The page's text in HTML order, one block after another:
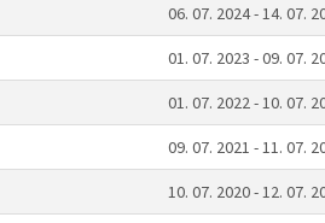
06. 07. 2024 - 14. 07.
01. 07. 2023 - 09. 07.
01. 07. 2022 - 10. 07.
09. 07. 2021 - 11. 07.
10. 07. 2020 - 12. 07.